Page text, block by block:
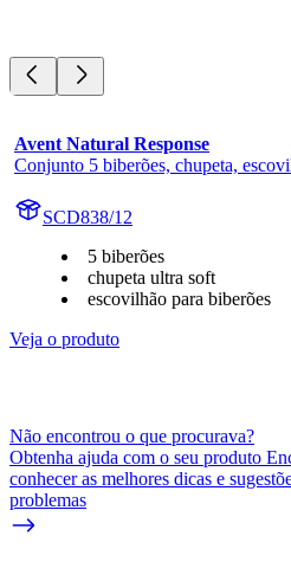
Avent Natural Response
Conjunto 5 biberões, chupeta,
SCD838/12
5 biberões
chupeta ultra soft
escovilhão para biberões
Veja o produto
Não encontrou o que procurava?
Obtenha ajuda com o seu produto
conhecer as melhores dicas e
problemas